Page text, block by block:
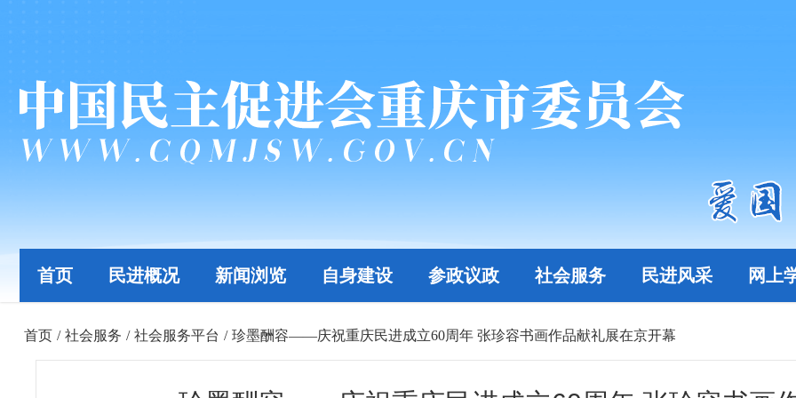
首页 民进概况 新闻浏览 自身建设 参政议政 社会服务 民进风采 网上
首页 / 社会服务 / 社会服务平台 / 珍墨酬容——庆祝重庆民进成立60周年 张珍容书画作品献礼展在京开幕